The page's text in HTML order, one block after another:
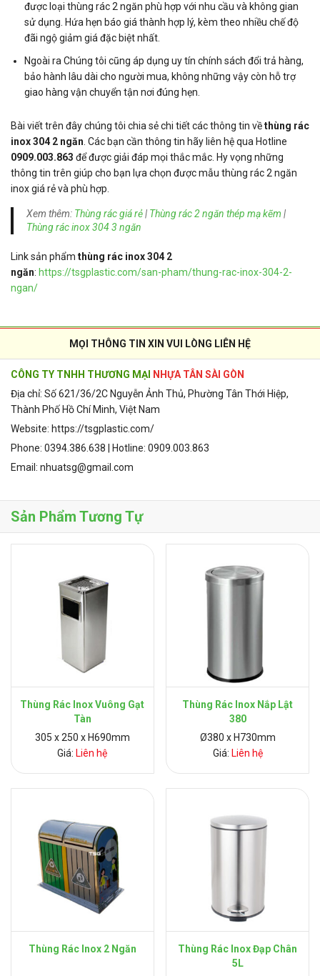
được loại thùng rác 2 ngăn phù hợp với nhu cầu và không gian
sử dụng. Hứa hẹn báo giá thành hợp lý, kèm theo nhiều chế độ
đãi ngộ giảm giá đặc biệt nhất.
Ngoài ra Chúng tôi cũng áp dụng uy tín chính sách đổi trả hàng,
bảo hành lâu dài cho người mua, không những vậy còn hỗ trợ
giao hàng vận chuyển tận nơi đúng hẹn.
Bài viết trên đây chúng tôi chia sẻ chi tiết các thông tin vềthùng rác
inox 304 2 ngăn . Các bạn cần thông tin hãy liên hệ qua Hotline
0909.003.863 để được giải đáp mọi thắc mắc. Hy vọng những
thông tin trên giúp cho bạn lựa chọn được mẫu thùng rác 2 ngăn
inox giá rẻ và phù hợp.
Xem thêm: Thùng rác giá rẻ| Thùng rác 2 ngăn thép mạ kẽm |
Thùng rác inox 304 3 ngăn
Link sản phẩm thùng rác inox 304 2
ngăn: https://tsgplastic.com/san-pham/thung-rac-inox-304-2-
ngan/
MỌI THÔNG TIN XIN VUI LÒNG LIÊN HỆ
CÔNG TY TNHH THƯƠNG MẠI NHỰA TÂN SÀI GÒN
Địa chỉ: Số 621/36/2C Nguyễn Ảnh Thủ, Phường Tân Thới Hiệp,
Thành Phố Hồ Chí Minh, Việt Nam
Website: https://tsgplastic.com/
Phone: 0394.386.638 | Hotline: 0909.003.863
Email: nhuatsg@gmail.com
Sản Phẩm Tương Tự
Thùng Rác Inox Vuông Gạt
Tàn
305 x 250 x H690mm
Giá: Liên hệ
Thùng Rác Inox Nắp Lật
380
Ø380 x H730mm
Giá: Liên hệ
Thùng Rác Inox 2 Ngăn
Thùng Rác Inox Đạp Chân
5L